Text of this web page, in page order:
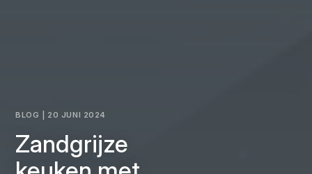
BLOG | 20 JUNI 2024
Zandgrijze